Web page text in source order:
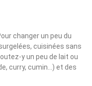
changer un peu du
cuisinées sans
y un peu de lait ou
curry, cumin…) et des